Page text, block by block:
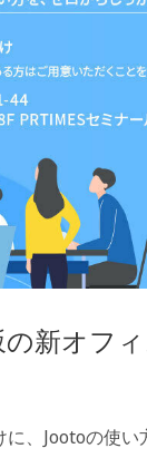
新オフ
、Jootoの使